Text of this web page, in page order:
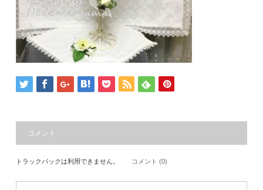
コメント
トラックバックは利用できません。 コメント (0)